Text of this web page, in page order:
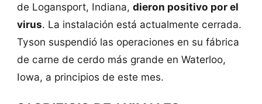
de Logansport, Indiana, dieron positivo por el
virus. La instalación está actualmente cerrada.
Tyson suspendió las operaciones en su fábrica
de carne de cerdo más grande en Waterloo,
Iowa, a principios de este mes.